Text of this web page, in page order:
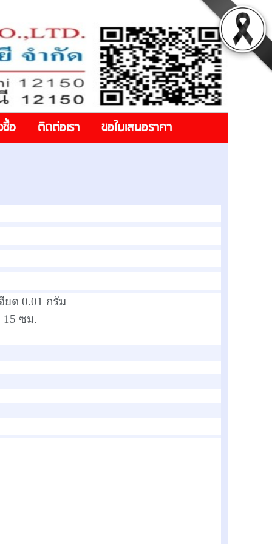
อ ติดต่อเรา ขอใบเสนอราคา
ยด 0.01 กรัม
ซม.